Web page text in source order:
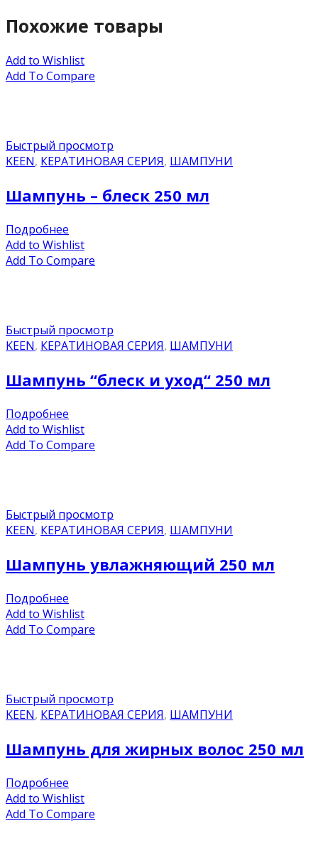
Похожие товары
Add to Wishlist
Add To Compare
Быстрый просмотр
KEEN, КЕРАТИНОВАЯ СЕРИЯ, ШАМПУНИ
Шампунь – блеск 250 мл
Подробнее
Add to Wishlist
Add To Compare
Быстрый просмотр
KEEN, КЕРАТИНОВАЯ СЕРИЯ, ШАМПУНИ
Шампунь “блеск и уход“ 250 мл
Подробнее
Add to Wishlist
Add To Compare
Быстрый просмотр
KEEN, КЕРАТИНОВАЯ СЕРИЯ, ШАМПУНИ
Шампунь увлажняющий 250 мл
Подробнее
Add to Wishlist
Add To Compare
Быстрый просмотр
KEEN, КЕРАТИНОВАЯ СЕРИЯ, ШАМПУНИ
Шампунь для жирных волос 250 мл
Подробнее
Add to Wishlist
Add To Compare